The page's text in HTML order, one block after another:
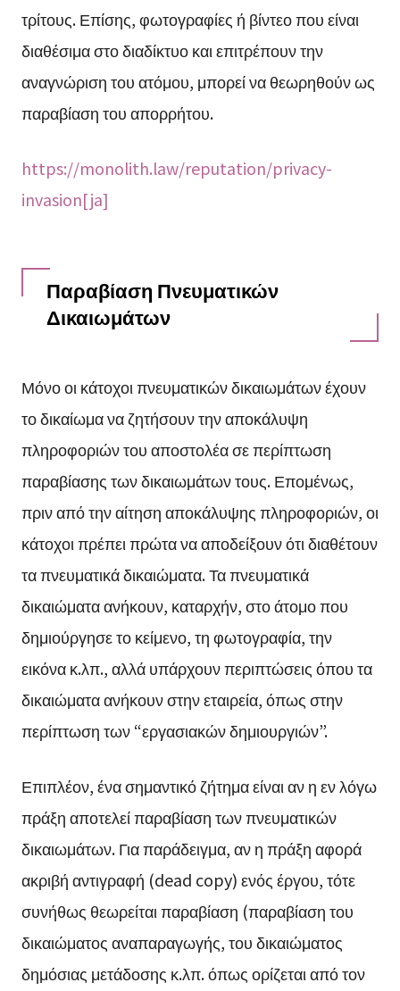
τρίτους. Επίσης, φωτογραφίες ή βίντεο που είναι
διαθέσιμα στο διαδίκτυο και επιτρέπουν την
αναγνώριση του ατόμου, μπορεί να θεωρηθούν ως
παραβίαση του απορρήτου.
https://monolith.law/reputation/privacy-
invasion[ja]
Παραβίαση Πνευματικών
Δικαιωμάτων
Μόνο οι κάτοχοι πνευματικών δικαιωμάτων έχουν
το δικαίωμα να ζητήσουν την αποκάλυψη
πληροφοριών του αποστολέα σε περίπτωση
παραβίασης των δικαιωμάτων τους. Επομένως,
πριν από την αίτηση αποκάλυψης πληροφοριών, οι
κάτοχοι πρέπει πρώτα να αποδείξουν ότι διαθέτουν
τα πνευματικά δικαιώματα. Τα πνευματικά
δικαιώματα ανήκουν, καταρχήν, στο άτομο που
δημιούργησε το κείμενο, τη φωτογραφία, την
εικόνα κ.λπ., αλλά υπάρχουν περιπτώσεις όπου τα
δικαιώματα ανήκουν στην εταιρεία, όπως στην
περίπτωση των “εργασιακών δημιουργιών”.
Επιπλέον, ένα σημαντικό ζήτημα είναι αν η εν λόγω
πράξη αποτελεί παραβίαση των πνευματικών
δικαιωμάτων. Για παράδειγμα, αν η πράξη αφορά
ακριβή αντιγραφή (dead copy) ενός έργου, τότε
συνήθως θεωρείται παραβίαση (παραβίαση του
δικαιώματος αναπαραγωγής, του δικαιώματος
δημόσιας μετάδοσης κ.λπ. όπως ορίζεται από τον